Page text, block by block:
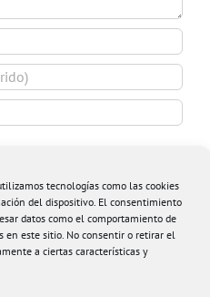
tecnologías como las cookies
del dispositivo. El consentimiento
datos como el comportamiento de
en este sitio. No consentir o retirar el
a ciertas características y
que comente.